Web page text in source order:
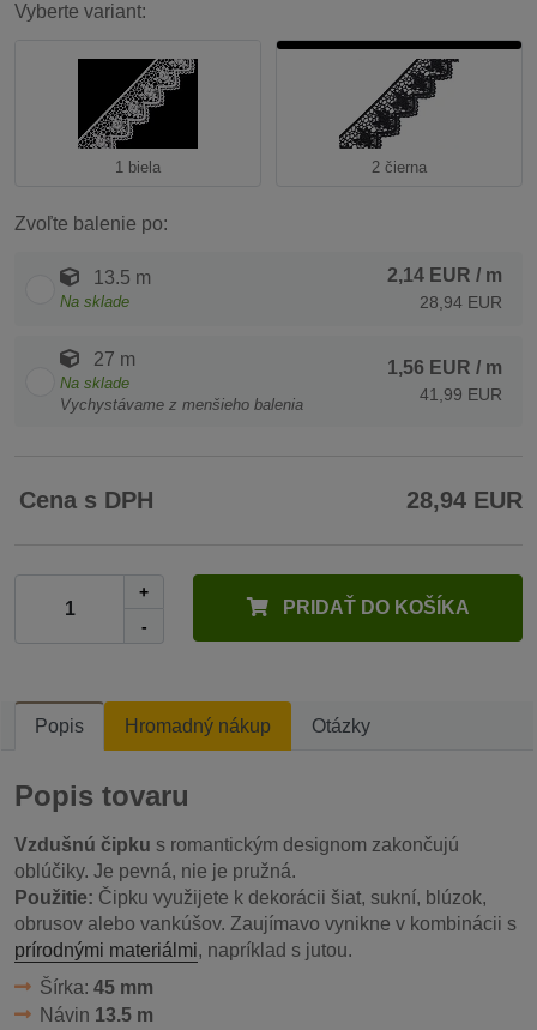
Vyberte variant:
1 biela 2 čierna
Zvoľte balenie po:
13.5 m
Na sklade
2,14 EUR / m
28,94 EUR
27 m
Na sklade
Vychystávame z menšieho balenia
1,56 EUR / m
41,99 EUR
Cena s DPH 28,94 EUR
+
-
PRIDAŤ DO KOŠÍKA
Popis Hromadný nákup Otázky
Popis tovaru
Vzdušnú čipku s romantickým designom zakončujú
oblúčiky. Je pevná, nie je pružná.
Použitie: Čipku využijete k dekorácii šiat, sukní, blúzok,
obrusov alebo vankúšov. Zaujímavo vynikne v kombinácii s
prírodnými materiálmi, napríklad s jutou.
Šírka: 45 mm
Návin 13.5 m